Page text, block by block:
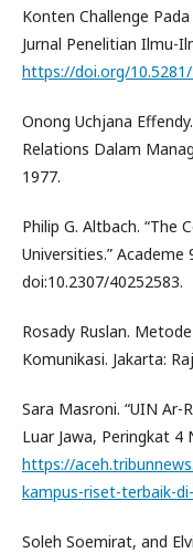
Konten Challenge
Jurnal Penelitian Ilmu-
https://doi.org/
Onong Uchjana
Relations Dalam
1977.
Philip G. Altbach. “The
Universities.” Academe
doi:10.2307/40252583.
Rosady Ruslan.
Komunikasi. Jakarta:
Sara Masroni. “UIN Ar-
Luar Jawa, Peringkat 4
https://
kampus-riset-terbaik-
Soleh Soemirat, and